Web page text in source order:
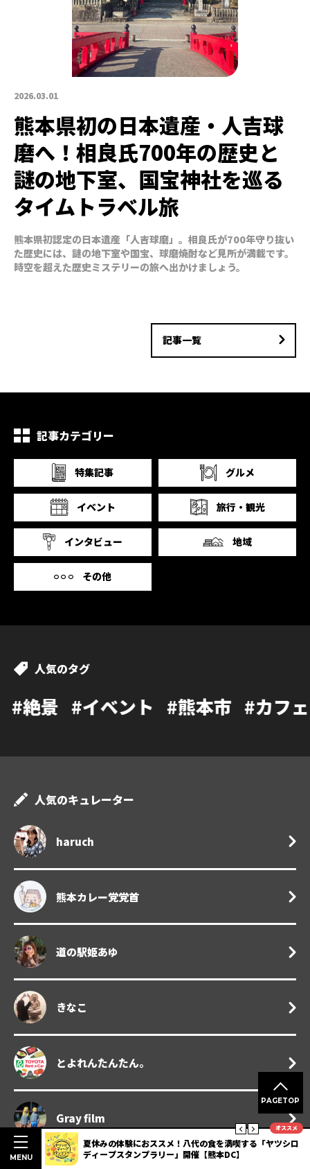
2026.03.01
熊本県初の日本遺産・人吉球
磨へ！相良氏700年の歴史と
謎の地下室、国宝神社を巡る
タイムトラベル旅
熊本県初認定の日本遺産「人吉球磨」。相良氏が700年守り抜い
た歴史には、謎の地下室や国宝、球磨焼酎など見所が満載です。
時空を超えた歴史ミステリーの旅へ出かけましょう。
記事一覧
記事カテゴリー
特集記事 グルメ
イベント 旅行・観光
インタビュー 地域
その他
人気のタグ
ント #熊本市 #カフェ #温泉 #ラ
人気のキュレーター
haruch
熊本カレー党党首
道の駅姫あゆ
きなこ
とよれんたんたん。
Gray film
PAGETOP
オススメ
む熊本
夏休みの体験におススメ！八代の食を満喫する「ヤツシロ
ディープスタンプラリー」開催【熊本DC】
MENU